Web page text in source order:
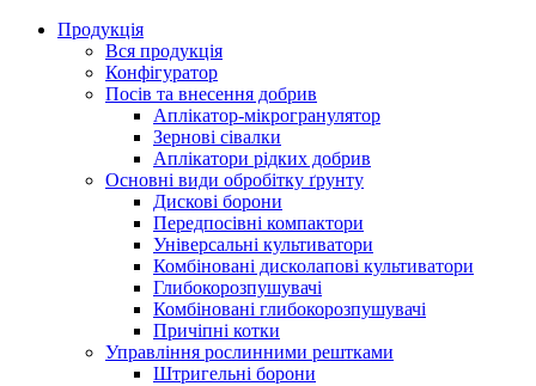
Продукція
Вся продукція
Конфігуратор
Посів та внесення добрив
Аплікатор-мікрогранулятор
Зернові сівалки
Аплікатори рідких добрив
Oсновні види обробітку ґрунту
Дискові борони
Передпосівні компактори
Універсальні культиватори
Комбіновані дисколапові культиватори
Глибокорозпушувачі
Комбіновані глибокорозпушувачі
Причіпні котки
Управління рослинними рештками
Штригельні борони